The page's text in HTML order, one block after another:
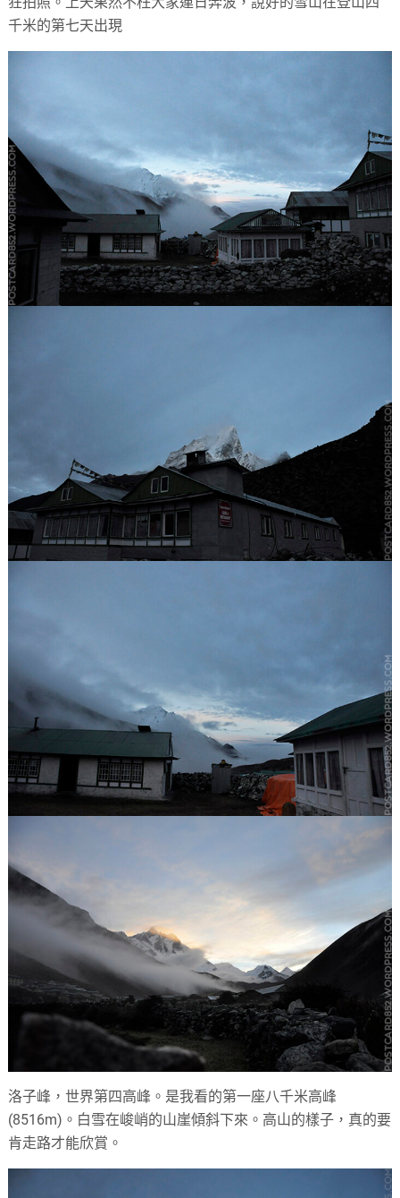
千米的第七天出現
洛子峰，世界第四高峰。是我看的第一座八千米高峰
(8516m)。白雪在峻峭的山崖傾斜下來。高山的樣子，真的要
肯走路才能欣賞。